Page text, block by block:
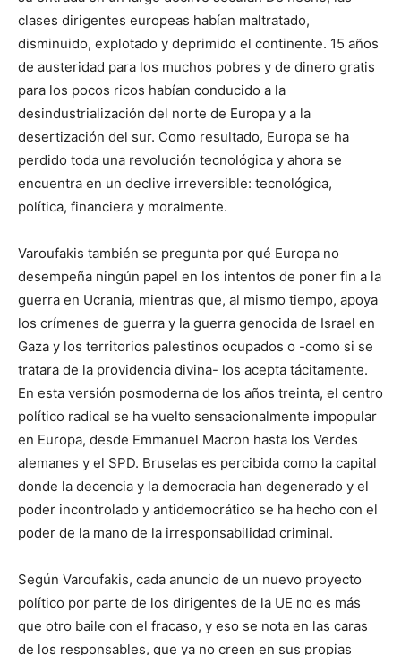
clases dirigentes europeas habían maltratado,
disminuido, explotado y deprimido el continente. 15 años
de austeridad para los muchos pobres y de dinero gratis
para los pocos ricos habían conducido a la
desindustrialización del norte de Europa y a la
desertización del sur. Como resultado, Europa se ha
perdido toda una revolución tecnológica y ahora se
encuentra en un declive irreversible: tecnológica,
política, financiera y moralmente.
Varoufakis también se pregunta por qué Europa no
desempeña ningún papel en los intentos de poner fin a la
guerra en Ucrania, mientras que, al mismo tiempo, apoya
los crímenes de guerra y la guerra genocida de Israel en
Gaza y los territorios palestinos ocupados o -como si se
tratara de la providencia divina- los acepta tácitamente.
En esta versión posmoderna de los años treinta, el centro
político radical se ha vuelto sensacionalmente impopular
en Europa, desde Emmanuel Macron hasta los Verdes
alemanes y el SPD. Bruselas es percibida como la capital
donde la decencia y la democracia han degenerado y el
poder incontrolado y antidemocrático se ha hecho con el
poder de la mano de la irresponsabilidad criminal.
Según Varoufakis, cada anuncio de un nuevo proyecto
político por parte de los dirigentes de la UE no es más
que otro baile con el fracaso, y eso se nota en las caras
de los responsables, que ya no creen en sus propias